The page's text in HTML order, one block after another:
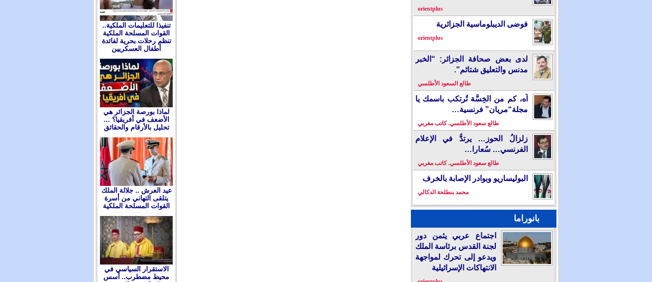
orientplus
فوضى الديبلوماسية الجزائرية
orientplus
لدى بعض صحافة الجزائر: “الخبر
مدنس والتعليق شتائم”.
طالع السعود الأطلسي
آه، كم من الخِسَّة تُرتكب باسمك يا
مجلة“مريان” فرنسية…
طالع سعود الأطلسي. كاتب مغربي
زلزالُ الحوز… يرتدُّ في الإعلام
الفرنسي… سُعارا…
طالع سعود الأطلسي. كاتب مغربي
البوليساريو وبوادر الإصابة بالخرف
محمد بنطلحة الدكالي
بانوراما
اجتماع عربي يثمن دور
لجنة القدس برئاسة الملك
ويدعو إلى تحرك لمواجهة
الانتهاكات الإسرائيلية
تنفيذا للتعليمات الملكية..
القوات المسلحة الملكية
تنظم رحلات بحرية لفائدة
أطفال العسكريين
لماذا بورصة الجزائر هي
الأضعف في أفريقيا؟ …
تحليل بالأرقام والحقائق
عيد العرش .. جلالة الملك
يتلقى التهاني من أسرة
القوات المسلحة الملكية
الاستقرار السياسي في
محيط مضطرب.. أسس